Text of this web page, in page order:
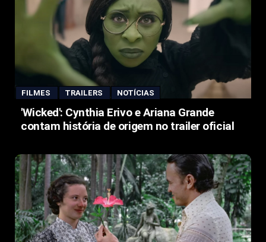
FILMES TRAILERS NOTÍCIAS
'Wicked': Cynthia Erivo e Ariana Grande
contam história de origem no trailer oficial